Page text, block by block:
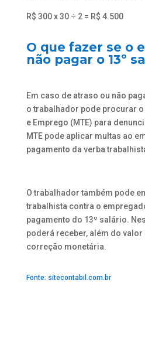
R$ 300 x 30 ÷ 2 = R$ 4.500
O que fazer se o
não pagar o 13º
Em caso de atraso ou não
o trabalhador pode procurar
e Emprego (MTE) para
MTE pode aplicar multas ao
pagamento da verba
O trabalhador também pode
trabalhista contra o
pagamento do 13º salário.
poderá receber, além do
correção monetária.
Fonte: sitecontabil.com.br